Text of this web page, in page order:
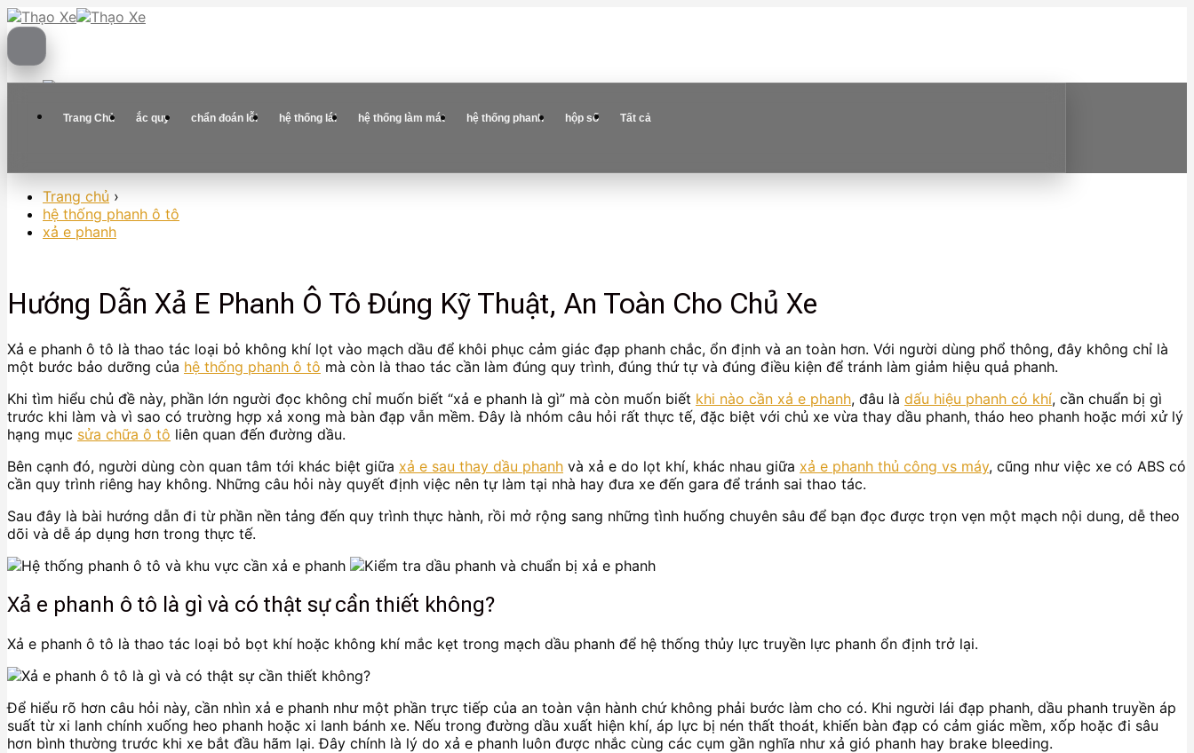
Skip
to
Trang Chủ ắc quy chẩn đoán lỗi hệ thống lái hệ thống làm mát hệ thống phanh hộp số Tất cả
Trang chủ ›
hệ thống phanh ô tô
xả e phanh
Hướng Dẫn Xả E Phanh Ô Tô Đúng Kỹ Thuật, An Toàn Cho Chủ Xe
Xả e phanh ô tô là thao tác loại bỏ không khí lọt vào mạch dầu để khôi phục cảm giác đạp phanh chắc, ổn định và an toàn hơn. Với người dùng phổ thông, đây không chỉ là
một bước bảo dưỡng của hệ thống phanh ô tô mà còn là thao tác cần làm đúng quy trình, đúng thứ tự và đúng điều kiện để tránh làm giảm hiệu quả phanh.
Khi tìm hiểu chủ đề này, phần lớn người đọc không chỉ muốn biết “xả e phanh là gì” mà còn muốn biết khi nào cần xả e phanh, đâu là dấu hiệu phanh có khí, cần chuẩn bị gì
trước khi làm và vì sao có trường hợp xả xong mà bàn đạp vẫn mềm. Đây là nhóm câu hỏi rất thực tế, đặc biệt với chủ xe vừa thay dầu phanh, tháo heo phanh hoặc mới xử lý
hạng mục sửa chữa ô tô liên quan đến đường dầu.
Bên cạnh đó, người dùng còn quan tâm tới khác biệt giữa xả e sau thay dầu phanh và xả e do lọt khí, khác nhau giữa xả e phanh thủ công vs máy, cũng như việc xe có ABS có
cần quy trình riêng hay không. Những câu hỏi này quyết định việc nên tự làm tại nhà hay đưa xe đến gara để tránh sai thao tác.
Sau đây là bài hướng dẫn đi từ phần nền tảng đến quy trình thực hành, rồi mở rộng sang những tình huống chuyên sâu để bạn đọc được trọn vẹn một mạch nội dung, dễ theo
dõi và dễ áp dụng hơn trong thực tế.
Xả e phanh ô tô là gì và có thật sự cần thiết không?
Xả e phanh ô tô là thao tác loại bỏ bọt khí hoặc không khí mắc kẹt trong mạch dầu phanh để hệ thống thủy lực truyền lực phanh ổn định trở lại.
Để hiểu rõ hơn câu hỏi này, cần nhìn xả e phanh như một phần trực tiếp của an toàn vận hành chứ không phải bước làm cho có. Khi người lái đạp phanh, dầu phanh truyền áp
suất từ xi lanh chính xuống heo phanh hoặc xi lanh bánh xe. Nếu trong đường dầu xuất hiện khí, áp lực bị nén thất thoát, khiến bàn đạp có cảm giác mềm, xốp hoặc đi sâu
hơn bình thường trước khi xe bắt đầu hãm lại. Đây chính là lý do xả e phanh luôn được nhắc cùng các cụm gần nghĩa như xả gió phanh hay brake bleeding.